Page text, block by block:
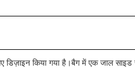
किया गया है।बैग में एक जाल